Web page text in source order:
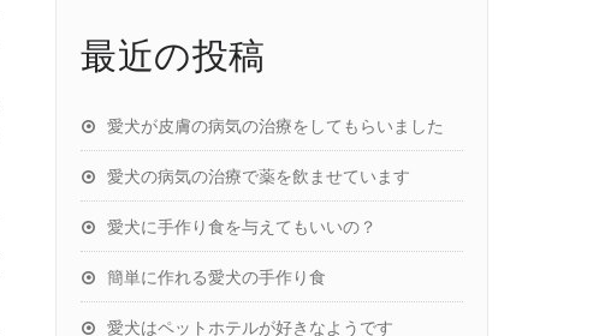
最近の投稿
愛犬が皮膚の病気の治療をしてもらいました
愛犬の病気の治療で薬を飲ませています
愛犬に手作り食を与えてもいいの？
簡単に作れる愛犬の手作り食
愛犬はペットホテルが好きなようです